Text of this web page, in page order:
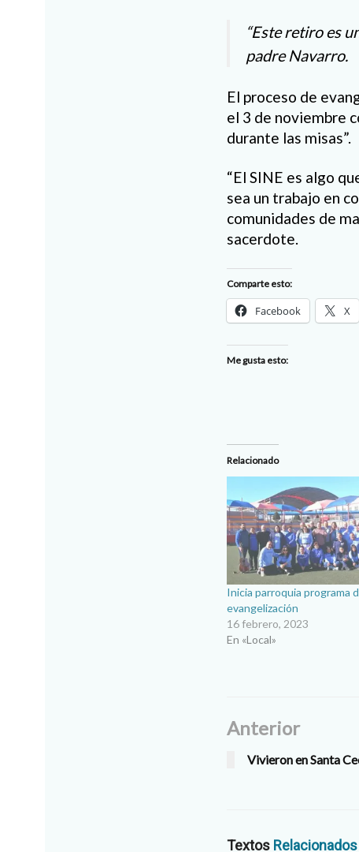
“Este retiro es
padre Navarro.
El proceso de
el 3 de noviembre
durante las misas”.
“El SINE es algo
sea un trabajo en
comunidades de
sacerdote.
Comparte esto:
Facebook X
Me gusta esto:
Relacionado
Inicia parroquia programa
evangelización
16 febrero, 2023
En «Local»
Anterior
Vivieron en Santa
Textos Relacionados